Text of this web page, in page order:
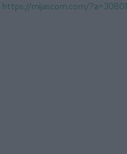
https://mijascom.com/?a=30801